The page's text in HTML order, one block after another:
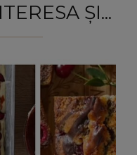
ȘI...